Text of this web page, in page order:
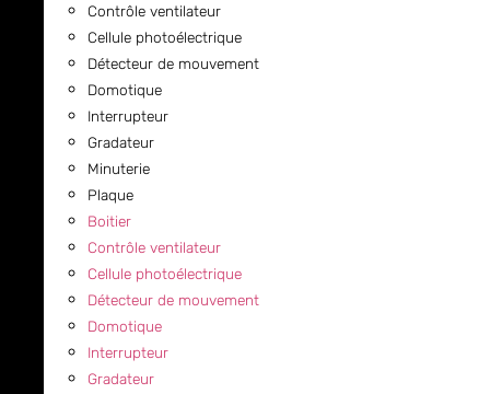
Contrôle ventilateur
Cellule photoélectrique
Détecteur de mouvement
Domotique
Interrupteur
Gradateur
Minuterie
Plaque
Boitier
Contrôle ventilateur
Cellule photoélectrique
Détecteur de mouvement
Domotique
Interrupteur
Gradateur